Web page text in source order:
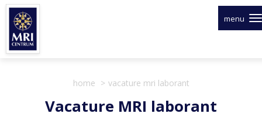
Overslaan
naar
inhoud
menu
home vacature mri laborant
Vacature MRI laborant